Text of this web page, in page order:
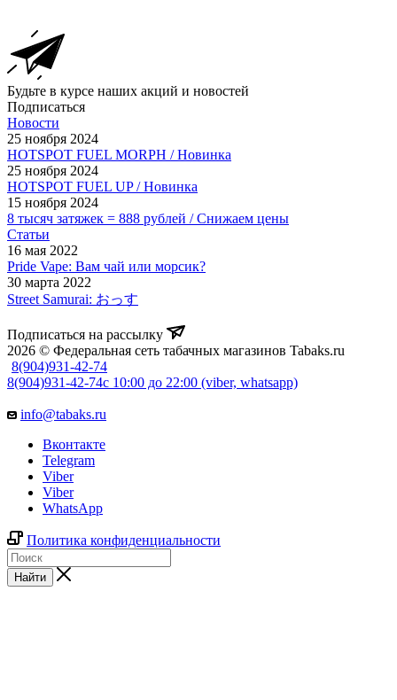
Будьте в курсе наших акций и новостей
Подписаться
Новости
25 ноября 2024
HOTSPOT FUEL MORPH / Новинка
25 ноября 2024
HOTSPOT FUEL UP / Новинка
15 ноября 2024
8 тысяч затяжек = 888 рублей / Снижаем цены
Статьи
16 мая 2022
Pride Vape: Вам чай или морсик?
30 марта 2022
Street Samurai: おっす
Подписаться на рассылку
2026 © Федеральная сеть табачных магазинов Tabaks.ru
8(904)931-42-74
8(904)931-42-74с 10:00 до 22:00 (viber, whatsapp)
info@tabaks.ru
Вконтакте
Telegram
Viber
Viber
WhatsApp
Политика конфиденциальности
Найти